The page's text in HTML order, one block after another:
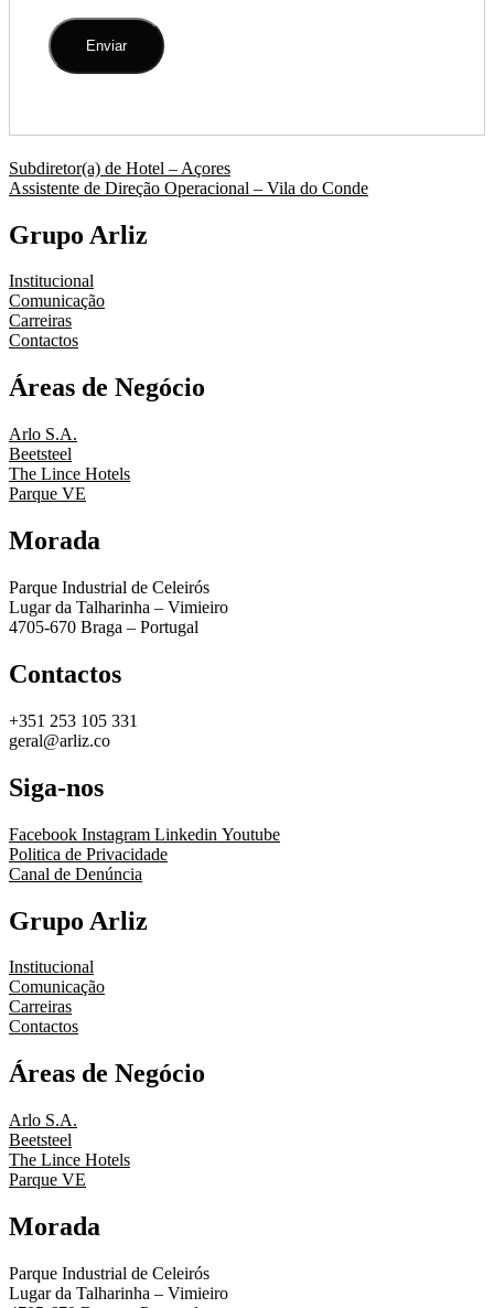
Navegação
de
artigos
Subdiretor(a) de Hotel – Açores
Assistente de Direção Operacional – Vila do Conde
Grupo Arliz
Institucional
Comunicação
Carreiras
Contactos
Áreas de Negócio
Arlo S.A.
Beetsteel
The Lince Hotels
Parque VE
Morada
Parque Industrial de Celeirós
Lugar da Talharinha – Vimieiro
4705-670 Braga – Portugal
Contactos
+351 253 105 331
geral@arliz.co
Siga-nos
Facebook Instagram Linkedin Youtube
Politica de Privacidade
Canal de Denúncia
Grupo Arliz
Institucional
Comunicação
Carreiras
Contactos
Áreas de Negócio
Arlo S.A.
Beetsteel
The Lince Hotels
Parque VE
Morada
Parque Industrial de Celeirós
Lugar da Talharinha – Vimieiro